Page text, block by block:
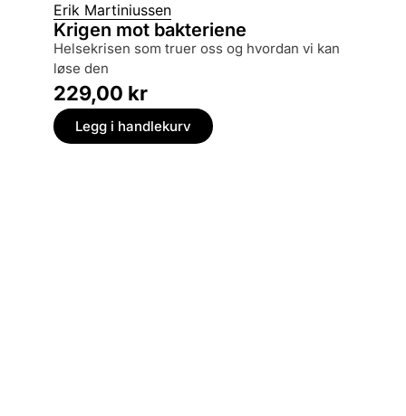
Erik Martiniussen
Krigen mot bakteriene
helsekrisen som truer oss og hvordan vi kan
løse den
229,00 kr
Legg i handlekurv